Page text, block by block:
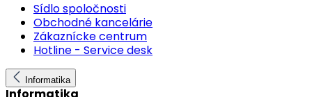
Sídlo spoločnosti
Obchodné kancelárie
Zákaznícke centrum
Hotline - Service desk
Informatika